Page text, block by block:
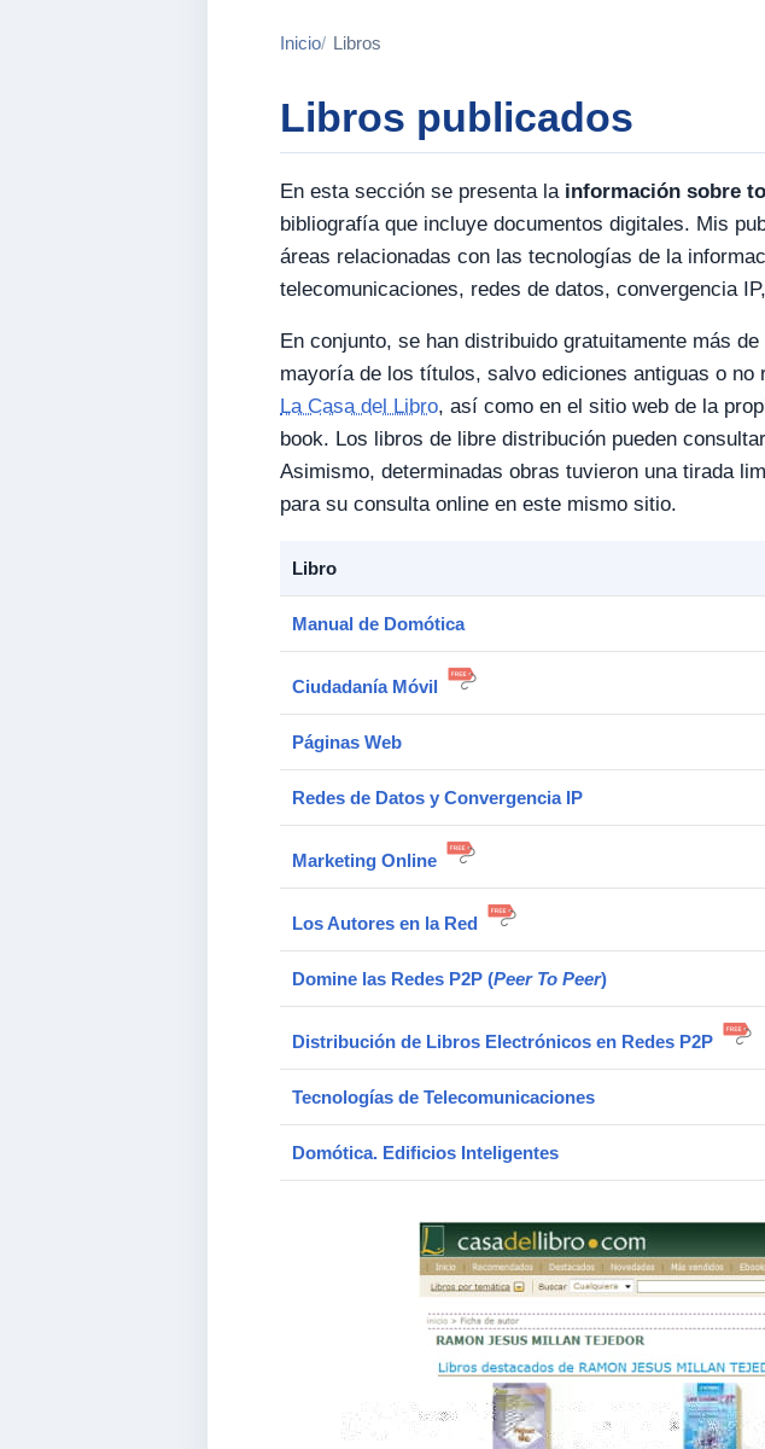
Inicio Libros
Libros publicados
En esta sección se presenta la información sobre
bibliografía que incluye documentos digitales. Mis
áreas relacionadas con las tecnologías de la
telecomunicaciones, redes de datos, convergencia
En conjunto, se han distribuido gratuitamente más
mayoría de los títulos, salvo ediciones antiguas o
La Casa del Libro, así como en el sitio web de la
book. Los libros de libre distribución pueden
Asimismo, determinadas obras tuvieron una tirada
para su consulta online en este mismo sitio.
Libro
Manual de Domótica
Ciudadanía Móvil
Páginas Web
Redes de Datos y Convergencia IP
Marketing Online
Los Autores en la Red
Domine las Redes P2P (Peer To Peer)
Distribución de Libros Electrónicos en Redes P2P
Tecnologías de Telecomunicaciones
Domótica. Edificios Inteligentes